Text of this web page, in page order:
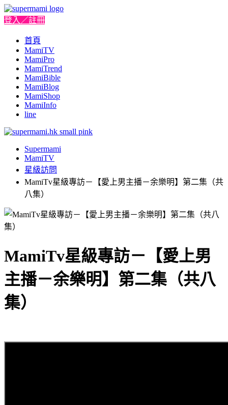
登入／註冊
首頁
MamiTV
MamiPro
MamiTrend
MamiBible
MamiBlog
MamiShop
MamiInfo
line
Supermami
MamiTV
星級訪問
MamiTv星級專訪－【愛上男主播－余樂明】第二集（共
八集）
MamiTv星級專訪－【愛上男
主播－余樂明】第二集（共八
集）